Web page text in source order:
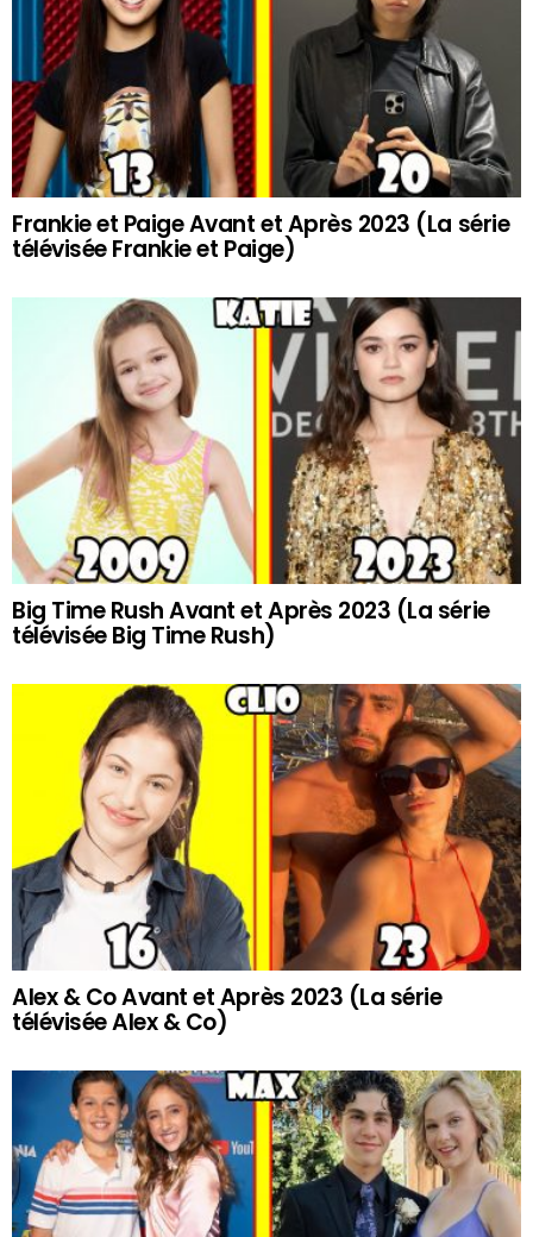
Frankie et Paige Avant et Après 2023 (La série
télévisée Frankie et Paige)
Big Time Rush Avant et Après 2023 (La série
télévisée Big Time Rush)
Alex & Co Avant et Après 2023 (La série
télévisée Alex & Co)